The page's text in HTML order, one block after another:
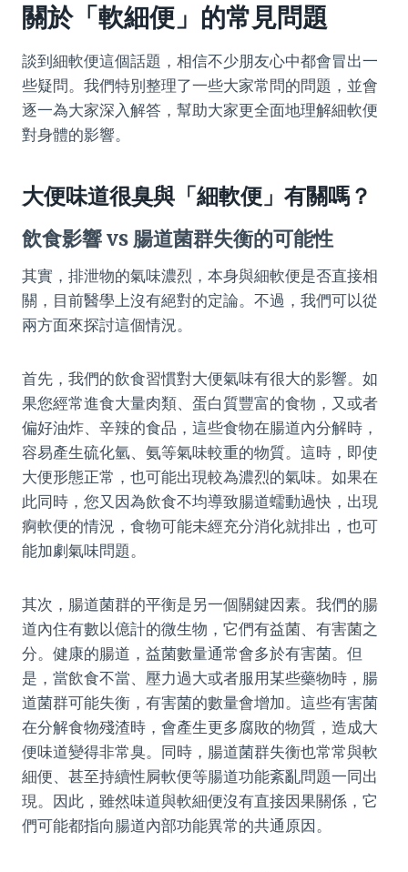
關於「軟細便」的常見問題
談到細軟便這個話題，相信不少朋友心中都會冒出一
些疑問。我們特別整理了一些大家常問的問題，並會
逐一為大家深入解答，幫助大家更全面地理解細軟便
對身體的影響。
大便味道很臭與「細軟便」有關嗎？
飲食影響 vs 腸道菌群失衡的可能性
其實，排泄物的氣味濃烈，本身與細軟便是否直接相
關，目前醫學上沒有絕對的定論。不過，我們可以從
兩方面來探討這個情況。
首先，我們的飲食習慣對大便氣味有很大的影響。如
果您經常進食大量肉類、蛋白質豐富的食物，又或者
偏好油炸、辛辣的食品，這些食物在腸道內分解時，
容易產生硫化氫、氨等氣味較重的物質。這時，即使
大便形態正常，也可能出現較為濃烈的氣味。如果在
此同時，您又因為飲食不均導致腸道蠕動過快，出現
痾軟便的情況，食物可能未經充分消化就排出，也可
能加劇氣味問題。
其次，腸道菌群的平衡是另一個關鍵因素。我們的腸
道內住有數以億計的微生物，它們有益菌、有害菌之
分。健康的腸道，益菌數量通常會多於有害菌。但
是，當飲食不當、壓力過大或者服用某些藥物時，腸
道菌群可能失衡，有害菌的數量會增加。這些有害菌
在分解食物殘渣時，會產生更多腐敗的物質，造成大
便味道變得非常臭。同時，腸道菌群失衡也常常與軟
細便、甚至持續性屙軟便等腸道功能紊亂問題一同出
現。因此，雖然味道與軟細便沒有直接因果關係，它
們可能都指向腸道內部功能異常的共通原因。